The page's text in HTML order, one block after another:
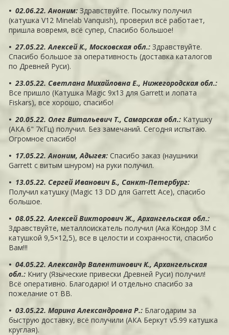
• 02.06.22. Аноним:Здравствуйте. Посылку получил
(катушка V12 Minelab Vanquish), проверил всё работает,
пришла вовремя, всё супер, Спасибо большое!
• 27.05.22. Алексей К., Московская обл.:Здравствуйте.
Спасибо большое за оперативность (доставка каталогов
по Древней Руси).
• 23.05.22. Светлана Михайловна Е., Нижегородская обл.:
Все пришло (Катушка Magic 9х13 для Garrett и лопата
Fiskars), все хорошо, спасибо!
• 20.05.22. Олег Витальевич Т., Самарская обл.: Катушку
(АКА 6" 7кГц) получил. Без замечаний. Сегодня испытаю.
Огромное спасибо!
• 17.05.22. Аноним, Адыгея:Спасибо заказ (наушники
Garrett с витым шнуром) на руки получил.
• 13.05.22. Сергей Иванович Б., Санкт-Петербург:
Получил катушку (Magic 13 DD для Garrett Ace), спасибо
большое.
• 08.05.22. Алексей Викторович Ж., Архангельская обл.:
Здравствуйте, металлоискатель получил (Ака Кондор 3М с
катушкой 9,5×12,5), все в целости и сохранности, спасибо
Вам!!!
• 04.05.22. Александр Валентинович К., Архангельская
обл.: Книгу (Языческие привески Древней Руси) получил!
Всё оперативно. Благодарю! И отдельно спасибо за
пожелание от ВВ.
• 03.05.22. Марина Александровна Р.: Благодарим за
быструю доставку, всё получили (АКА Беркут v5.99 катушка
круглая).